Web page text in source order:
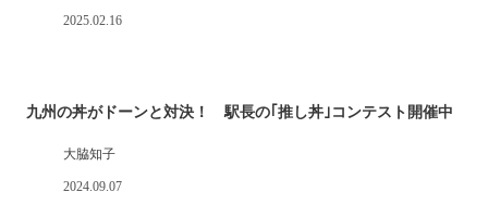
2025.02.16
九州の丼がドーンと対決！ 駅長の｢推し丼｣コンテスト開催中
大脇知子
2024.09.07